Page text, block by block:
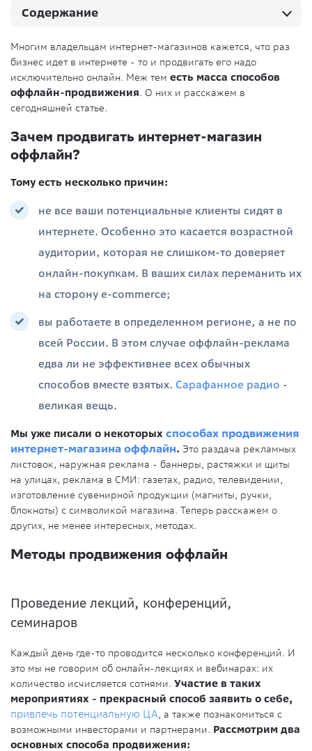
Многим владельцам интернет-магазинов кажется, что раз
бизнес идет в интернете - то и продвигать его надо
исключительно онлайн. Меж тем есть масса способов
оффлайн-продвижения. О них и расскажем в
сегодняшней статье.
Зачем продвигать интернет-магазин
оффлайн?
Тому есть несколько причин:
не все ваши потенциальные клиенты сидят в
интернете. Особенно это касается возрастной
аудитории, которая не слишком-то доверяет
онлайн-покупкам. В ваших силах переманить их
на сторону e-commerce;
вы работаете в определенном регионе, а не по
всей России. В этом случае оффлайн-реклама
едва ли не эффективнее всех обычных
способов вместе взятых. Сарафанное радио -
великая вещь.
Мы уже писали о некоторых способах продвижения
интернет-магазина оффлайн. Это раздача рекламных
листовок, наружная реклама - баннеры, растяжки и щиты
на улицах, реклама в СМИ: газетах, радио, телевидении,
изготовление сувенирной продукции (магниты, ручки,
блокноты) с символикой магазина. Теперь расскажем о
других, не менее интересных, методах.
Методы продвижения оффлайн
Проведение лекций, конференций,
семинаров
Каждый день где-то проводится несколько конференций. И
это мы не говорим об онлайн-лекциях и вебинарах: их
количество исчисляется сотнями. Участие в таких
мероприятиях - прекрасный способ заявить о себе,
привлечь потенциальную ЦА, а также познакомиться с
возможными инвесторами и партнерами. Рассмотрим два
основных способа продвижения:
Содержание